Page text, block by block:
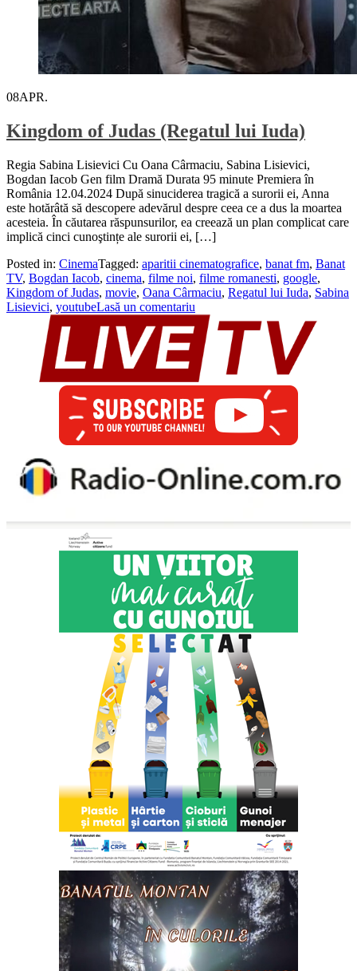
08APR.
Kingdom of Judas (Regatul lui Iuda)
Regia Sabina Lisievici Cu Oana Cârmaciu, Sabina Lisievici,
Bogdan Iacob Gen film Dramă Durata 95 minute Premiera în
România 12.04.2024 După sinuciderea tragică a surorii ei, Anna
este hotărâtă să descopere adevărul despre ceea ce a dus la moartea
acesteia. În căutarea răspunsurilor, ea creează un plan complicat care
implică cinci cunoştințe ale surorii ei, […]
Posted in: CinemaTagged: aparitii cinematografice, banat fm, Banat
TV, Bogdan Iacob, cinema, filme noi, filme romanesti, google,
Kingdom of Judas, movie, Oana Cârmaciu, Regatul lui Iuda, Sabina
Lisievici, youtubeLasă un comentariu